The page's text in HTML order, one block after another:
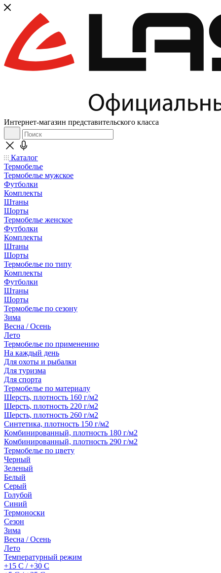
Интернет-магазин представительского класса
Каталог
Термобелье
Термобелье мужское
Футболки
Комплекты
Штаны
Шорты
Термобелье женское
Футболки
Комплекты
Штаны
Шорты
Термобелье по типу
Комплекты
Футболки
Штаны
Шорты
Термобелье по сезону
Зима
Весна / Осень
Лето
Термобелье по применению
На каждый день
Для охоты и рыбалки
Для туризма
Для спорта
Термобелье по материалу
Шерсть, плотность 160 г/м2
Шерсть, плотность 220 г/м2
Шерсть, плотность 260 г/м2
Синтетика, плотность 150 г/м2
Комбинированный, плотность 180 г/м2
Комбинированный, плотность 290 г/м2
Термобелье по цвету
Черный
Зеленый
Белый
Серый
Голубой
Синий
Термоноски
Сезон
Зима
Весна / Осень
Лето
Температурный режим
+15 С / +30 С